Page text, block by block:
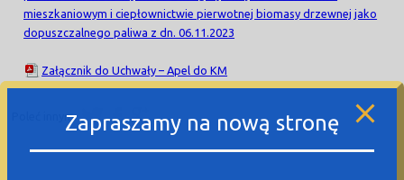
mieszkaniowym i ciepłownictwie pierwotnej biomasy drzewnej jako
dopuszczalnego paliwa z dn. 06.11.2023
Załącznik do Uchwały – Apel do KM
Poleć innym:Zapraszamy na nową stronę